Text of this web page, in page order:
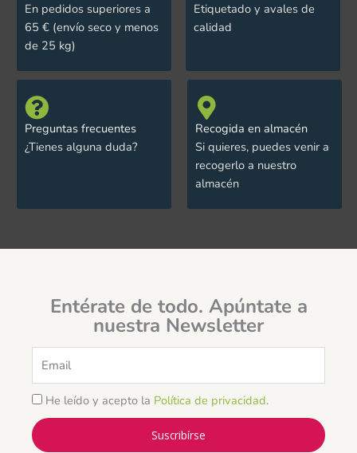
En pedidos superiores a
65 € (envío seco y menos
de 25 kg)
Etiquetado y avales de
calidad
Preguntas frecuentes
¿Tienes alguna duda?
Recogida en almacén
Si quieres, puedes venir a
recogerlo a nuestro
almacén
Entérate de todo. Apúntate a
nuestra Newsletter
He leído y acepto la Política de privacidad.
Suscribírse